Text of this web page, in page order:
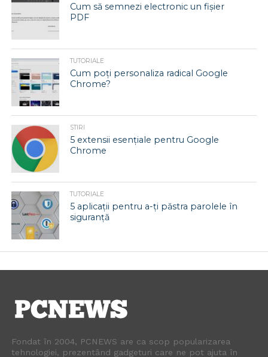
Cum să semnezi electronic un fișier
PDF
TUTORIALE
Cum poți personaliza radical Google
Chrome?
STIRI
5 extensii esențiale pentru Google
Chrome
TUTORIALE
5 aplicații pentru a-ți păstra parolele în
siguranță
Fondat în 2004, PCNEWS are ca scop popularizarea
tehnologiei, prezentând gadgeturi care ne pot ajuta în